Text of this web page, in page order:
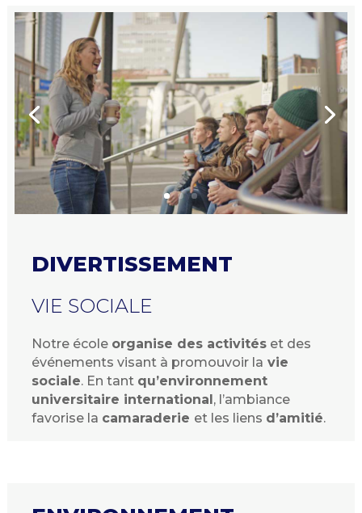
DIVERTISSEMENT
VIE SOCIALE
Notre école organise des activitéset des
événements visant à promouvoir la vie
sociale. En tant qu’environnement
universitaire international, l’ambiance
favorise la camaraderie et les liens d’amitié.